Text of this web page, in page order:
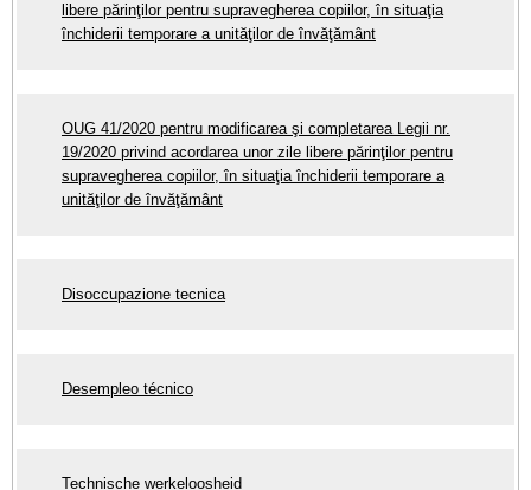
libere părinţilor pentru supravegherea copiilor, în situaţia
închiderii temporare a unităţilor de învăţământ
OUG 41/2020 pentru modificarea şi completarea Legii nr.
19/2020 privind acordarea unor zile libere părinţilor pentru
supravegherea copiilor, în situaţia închiderii temporare a
unităţilor de învăţământ
Disoccupazione tecnica
Desempleo técnico
Technische werkeloosheid